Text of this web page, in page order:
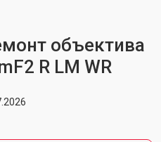
объектива
R LM WR